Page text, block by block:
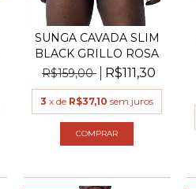
SUNGA CAVADA SLIM
BLACK GRILLO ROSA
R$159,00
R$111,30
3 x de R$37,10 sem juros
COMPRAR